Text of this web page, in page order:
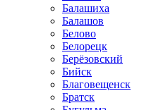
Балашиха
Балашов
Белово
Белорецк
Берёзовский
Бийск
Благовещенск
Братск